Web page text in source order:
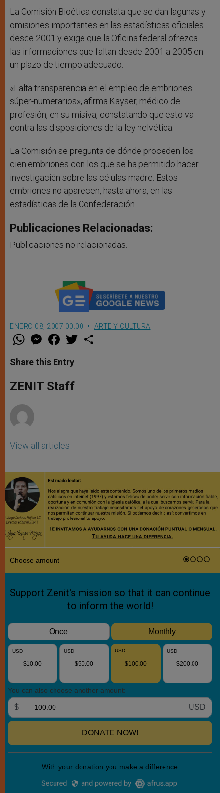
La Comisión Bioética constata que se dan lagunas y
omisiones importantes en las estadísticas oficiales
desde 2001 y exige que la Oficina federal ofrezca
las informaciones que faltan desde 2001 a 2005 en
un plazo de tiempo adecuado.
«Falta transparencia en el empleo de embriones
súper-numerarios», afirma Kayser, médico de
profesión, en su misiva, constatando que esto va
contra las disposiciones de la ley helvética.
La Comisión se pregunta de dónde proceden los
cien embriones con los que se ha permitido hacer
investigación sobre las células madre. Estos
embriones no aparecen, hasta ahora, en las
estadísticas de la Confederación.
Publicaciones Relacionadas:
Publicaciones no relacionadas.
ENERO 08, 2007 00:00 ARTE Y CULTURA
W
t
s
p
p
M
e
s
e
g
e
F
a
e
b
o
k
w
Share this Entry
ZENIT Staff
View all articles